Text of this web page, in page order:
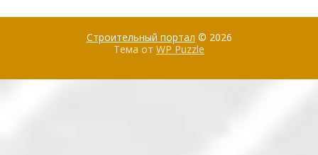
Строительный портал © 2026
Тема от WP Puzzle